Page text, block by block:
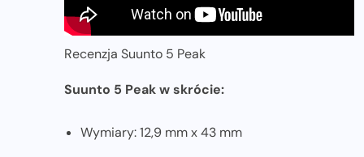
Recenzja Suunto 5 Peak
Suunto 5 Peak w skrócie:
Wymiary: 12,9 mm x 43 mm